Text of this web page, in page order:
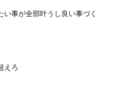
い事が全部叶うし良い事づく
えろ